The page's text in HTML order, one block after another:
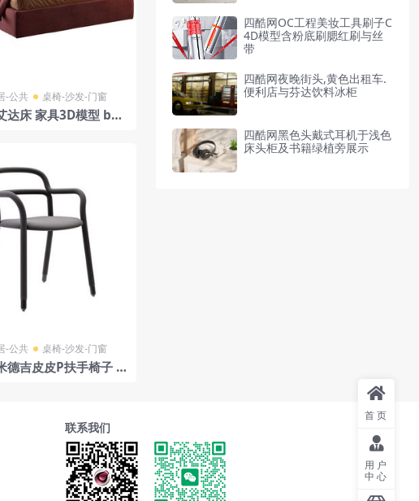
-公共 桌椅-沙发-门窗
达床 家具3D模型 by
-公共 桌椅-沙发-门窗
德吉皮皮P扶手椅子 板
四酷网OC工程美妆工具刷子C
4D模型含粉底刷腮红刷与丝
带
四酷网夜晚街头,黄色出租车.
便利店与芬达饮料冰柜
四酷网黑色头戴式耳机于浅色
床头柜及书籍绿植旁展示
联系我们
首页
用户
中心